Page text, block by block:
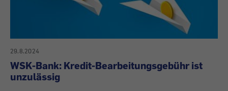
29.8.2024
WSK-Bank: Kredit-Bearbeitungsgebühr ist
unzulässig